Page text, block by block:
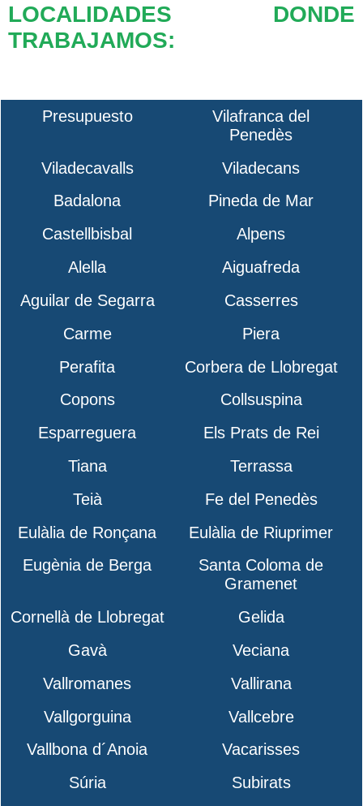
LOCALIDADES DONDE
TRABAJAMOS:
Presupuesto
Vilafranca del
Penedès
Viladecavalls
Viladecans
Badalona
Pineda de Mar
Castellbisbal
Alpens
Alella
Aiguafreda
Aguilar de Segarra
Casserres
Carme
Piera
Perafita
Corbera de Llobregat
Copons
Collsuspina
Esparreguera
Els Prats de Rei
Tiana
Terrassa
Teià
Fe del Penedès
Eulàlia de Ronçana
Eulàlia de Riuprimer
Eugènia de Berga
Santa Coloma de
Gramenet
Cornellà de Llobregat
Gelida
Gavà
Veciana
Vallromanes
Vallirana
Vallgorguina
Vallcebre
Vallbona d´Anoia
Vacarisses
Súria
Subirats